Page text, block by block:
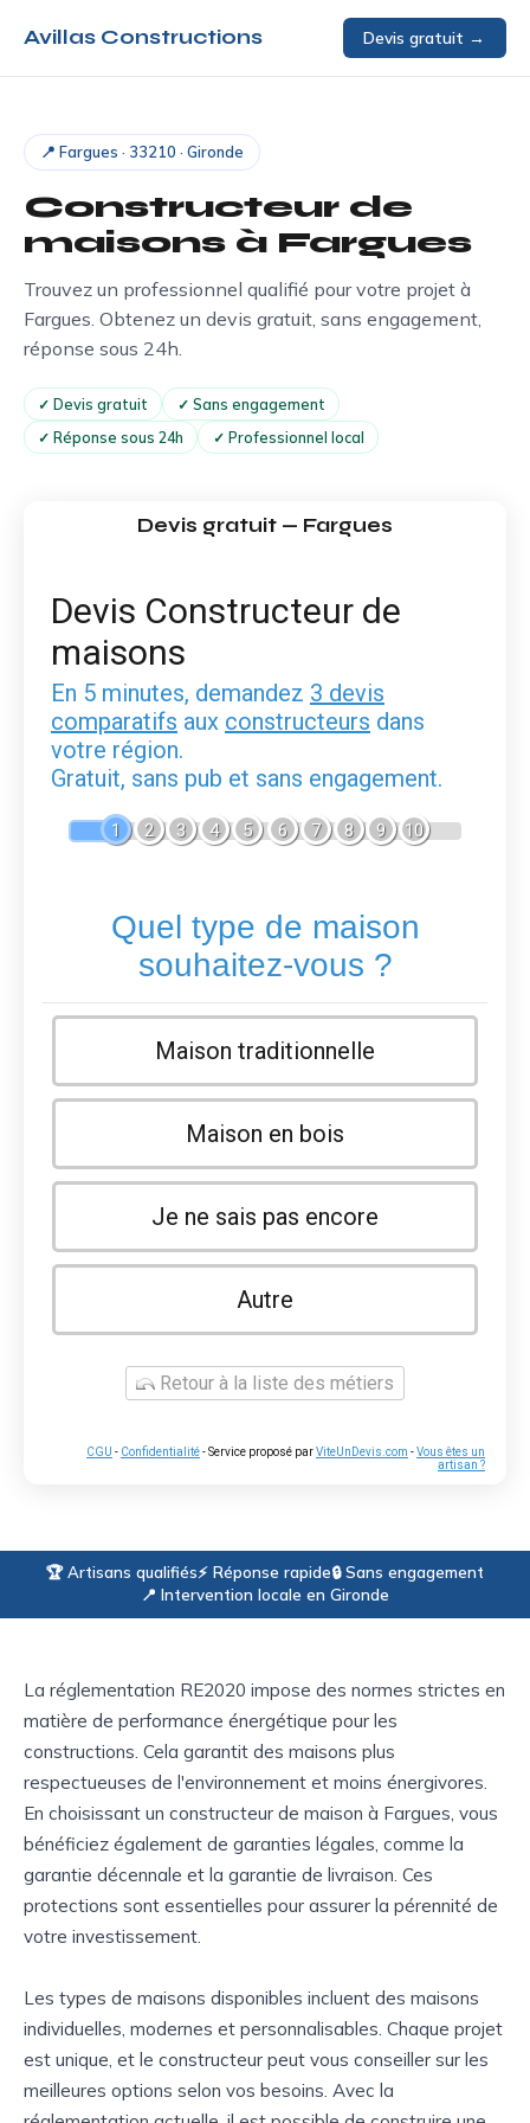
Avillas Constructions Devis gratuit →
📍 Fargues · 33210 · Gironde
Constructeur de
maisons à Fargues
Trouvez un professionnel qualifié pour votre projet à
Fargues. Obtenez un devis gratuit, sans engagement,
réponse sous 24h.
✓ Devis gratuit
✓ Sans engagement
✓ Réponse sous 24h
✓ Professionnel local
Devis gratuit — Fargues
Devis Constructeur de
maisons
En 5 minutes, demandez 3 devis
comparatifs aux constructeurs dans
votre région.
Gratuit, sans pub et sans engagement.
1 2 3 4 5 6 7 8 9 10
Quel type de maison
souhaitez-vous ?
Maison traditionnelle
Maison en bois
Je ne sais pas encore
Autre
Retour à la liste des métiers
CGU - Confidentialité- Service proposé parViteUnDevis.com -Vous êtes un
artisan ?
🏆 Artisans qualifiés⚡ Réponse rapide🔒 Sans engagement
📍 Intervention locale en Gironde
La réglementation RE2020 impose des normes strictes en
matière de performance énergétique pour les
constructions. Cela garantit des maisons plus
respectueuses de l'environnement et moins énergivores.
En choisissant un constructeur de maison à Fargues, vous
bénéficiez également de garanties légales, comme la
garantie décennale et la garantie de livraison. Ces
protections sont essentielles pour assurer la pérennité de
votre investissement.
Les types de maisons disponibles incluent des maisons
individuelles, modernes et personnalisables. Chaque projet
est unique, et le constructeur peut vous conseiller sur les
meilleures options selon vos besoins. Avec la